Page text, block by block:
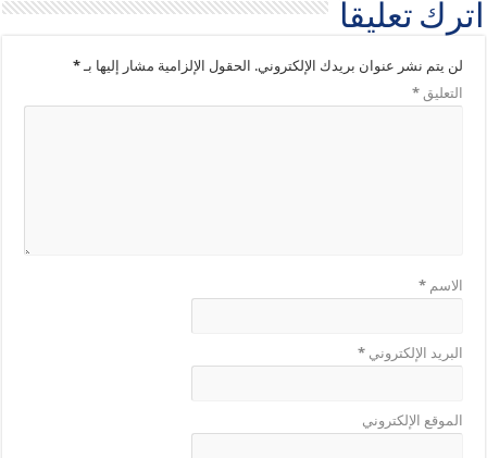
اترك تعليقاً
لن يتم نشر عنوان بريدك الإلكتروني. الحقول الإلزامية مشار إليها بـ*
التعليق*
الاسم*
البريد الإلكتروني*
الموقع الإلكتروني